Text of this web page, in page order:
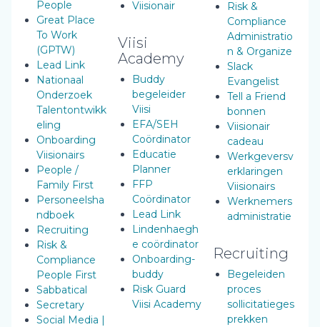
People
Great Place
To Work
(GPTW)
Lead Link
Nationaal
Onderzoek
Talentontwikk
eling
Onboarding
Viisionairs
People /
Family First
Personeelsha
ndboek
Recruiting
Risk &
Compliance
People First
Sabbatical
Secretary
Social Media |
Viisionair
Viisi
Academy
Buddy
begeleider
Viisi
EFA/SEH
Coördinator
Educatie
Planner
FFP
Coördinator
Lead Link
Lindenhaegh
e coördinator
Onboarding-
buddy
Risk Guard
Viisi Academy
Risk &
Compliance
Administratio
n & Organize
Slack
Evangelist
Tell a Friend
bonnen
Viisionair
cadeau
Werkgeversv
erklaringen
Viisionairs
Werknemers
administratie
Recruiting
Begeleiden
proces
sollicitatieges
prekken